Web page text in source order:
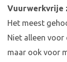
Vuurwerkvrije
Het meest
Niet alleen
maar ook voor